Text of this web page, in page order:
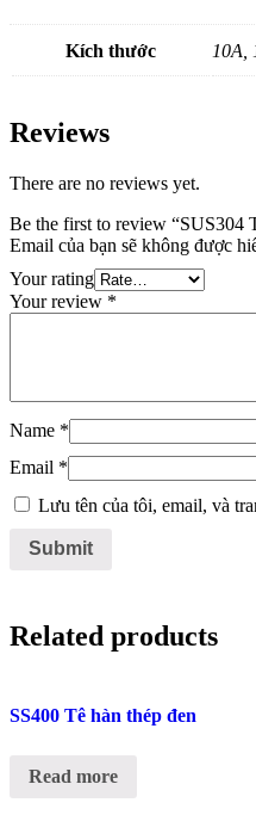
Kích thước 10A,
Reviews
There are no reviews yet.
Be the first to review “SUS304
Email của bạn sẽ không được
Your rating
Your review *
Name *
Email *
Lưu tên của tôi, email, và
Related products
SS400 Tê hàn thép đen
Read more